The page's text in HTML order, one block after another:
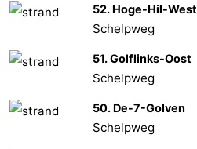
52. Hoge-Hil-West
Schelpweg
51. Golflinks-Oost
Schelpweg
50. De-7-Golven
Schelpweg